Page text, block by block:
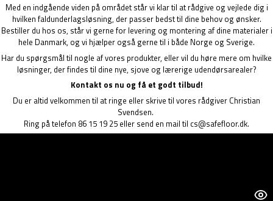
Med en indgående viden på området står vi klar til at rådgive og vejlede dig i
hvilken faldunderlagsløsning, der passer bedst til dine behov og ønsker.
Bestiller du hos os, står vi gerne for levering og montering af dine materialer i
hele Danmark, og vi hjælper også gerne til i både Norge og Sverige.
Har du spørgsmål til nogle af vores produkter, eller vil du høre mere om hvilke
løsninger, der findes til dine nye, sjove og lærerige udendørsarealer?
Kontakt os nu og få et godt tilbud!
Du er altid velkommen til at ringe eller skrive til vores rådgiver Christian
Svendsen.
Ring på telefon 86 15 19 25 eller send en mail til cs@safefloor.dk.